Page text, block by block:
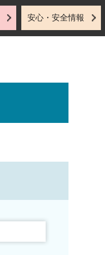
安心・安全情報